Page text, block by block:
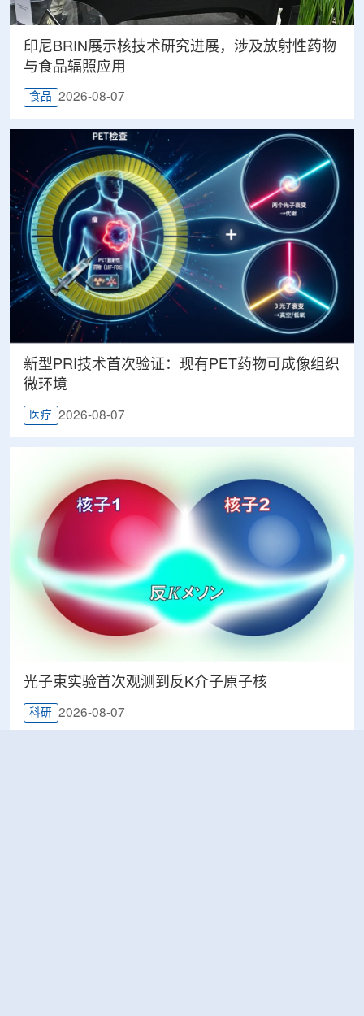
印尼BRIN展示核技术研究进展，涉及放射性药物
与食品辐照应用
食品 2026-08-07
新型PRI技术首次验证：现有PET药物可成像组织
微环境
医疗 2026-08-07
光子束实验首次观测到反K介子原子核
科研 2026-08-07